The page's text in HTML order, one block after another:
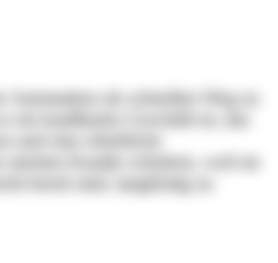
Automation als schnellen Weg zu